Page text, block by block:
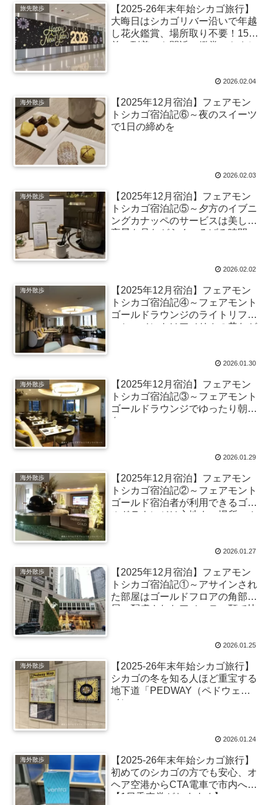
旅先散歩
【2025-26年末年始シカゴ旅行】
大晦日はシカゴリバー沿いで年越
し花火鑑賞、場所取り不要！15分
前の到着でも間近で鑑賞できまし
2026.02.04
海外散歩
【2025年12月宿泊】フェアモン
トシカゴ宿泊記⑥～夜のスイーツ
で1日の締めを
2026.02.03
海外散歩
【2025年12月宿泊】フェアモン
トシカゴ宿泊記⑤～夕方のイブニ
ングカナッペのサービスは美しい
夜景を見ながらくつろげる時間
2026.02.02
海外散歩
【2025年12月宿泊】フェアモン
トシカゴ宿泊記④～フェアモント
ゴールドラウンジのライトリフレ
ッシュメントはアメリカの昔なが
2026.01.30
海外散歩
【2025年12月宿泊】フェアモン
トシカゴ宿泊記③～フェアモント
ゴールドラウンジでゆったり朝食
を
2026.01.29
海外散歩
【2025年12月宿泊】フェアモン
トシカゴ宿泊記②～フェアモント
ゴールド宿泊者が利用できるゴー
ルドラウンジは心地よい場所、ホ
2026.01.27
海外散歩
【2025年12月宿泊】フェアモン
トシカゴ宿泊記①～アサインされ
た部屋はゴールドフロアの角部
屋、配慮されたアメニティ類で快
2026.01.25
海外散歩
【2025-26年末年始シカゴ旅行】
シカゴの冬を知る人ほど重宝する
地下道「PEDWAY（ペドウェ
イ）」
2026.01.24
海外散歩
【2025-26年末年始シカゴ旅行】
初めてのシカゴの方でも安心、オ
ヘア空港からCTA電車で市内へ
【1日乗車券がおすすめ】